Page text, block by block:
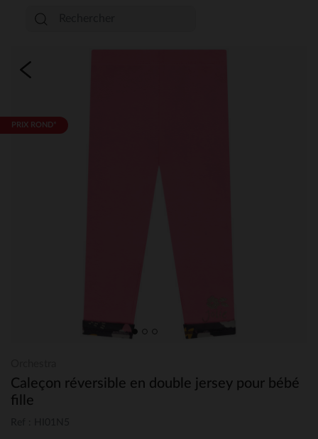
PRIX ROND*
Caleçon réversible en double jersey pour bébé
fille